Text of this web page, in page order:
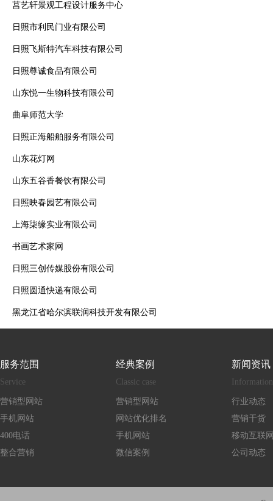
莒艺轩景观工程设计服务中心
日照市利民门业有限公司
日照飞斯特汽车科技有限公司
日照尊诚食品有限公司
山东悦一生物科技有限公司
曲阜师范大学
日照正海船舶服务有限公司
山东花灯网
山东五谷香餐饮有限公司
日照映春园艺有限公司
上海柒缘实业有限公司
书画艺术家网
日照三创传媒股份有限公司
日照圆通快递有限公司
黑龙江省哈尔滨联润科技开发有限公司
服务范围
Service
营销型网站
手机网站
400电话
整合营销
经典案例
Classic case
营销型网站
网站优化排名
手机网站
微信案例
新闻资讯
Information
行业动态
营销干货
移动互联
公司动态